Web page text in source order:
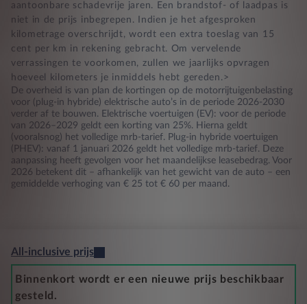
aantoonbare schadevrije jaren. Een brandstof- of laadpas is
niet in de prijs inbegrepen. Indien je het afgesproken
kilometrage overschrijdt, wordt een extra toeslag van 15
cent per km in rekening gebracht. Om vervelende
verrassingen te voorkomen, zullen we jaarlijks opvragen
hoeveel kilometers je inmiddels hebt gereden.>
De overheid is van plan de kortingen op de motorrijtuigenbelasting
voor (plug-in hybride) elektrische auto’s in de periode 2026-2030
verder af te bouwen. Elektrische voertuigen (EV): voor de periode
van 2026–2029 geldt een korting van 25%. Hierna geldt
(vooralsnog) het volledige mrb-tarief. Plug-in hybride voertuigen
(PHEV): vanaf 1 januari 2026 geldt het volledige mrb-tarief. Deze
aanpassing heeft gevolgen voor het maandelijkse leasebedrag. Voor
2026 betekent dit – afhankelijk van het gewicht van de auto – een
gemiddelde verhoging van € 25 tot € 60 per maand.
All-inclusive prijs
Binnenkort wordt er een nieuwe prijs beschikbaar
gesteld.